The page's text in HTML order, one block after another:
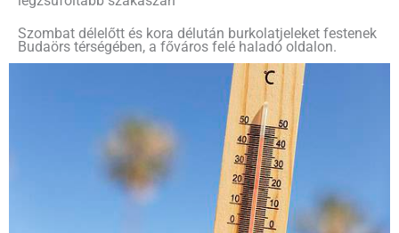
Szombat délelőtt és kora délután burkolatjeleket festenek
Budaörs térségében, a főváros felé haladó oldalon.